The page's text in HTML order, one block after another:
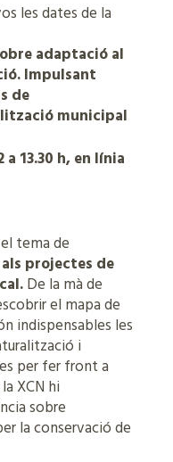
les dates de la
adaptació al
Impulsant
de
municipal
a 13.30 h, en línia
tema de
projectes de
De la mà de
el mapa de
indispensables les
i
per fer front a
XCN hi
sobre
la conservació de